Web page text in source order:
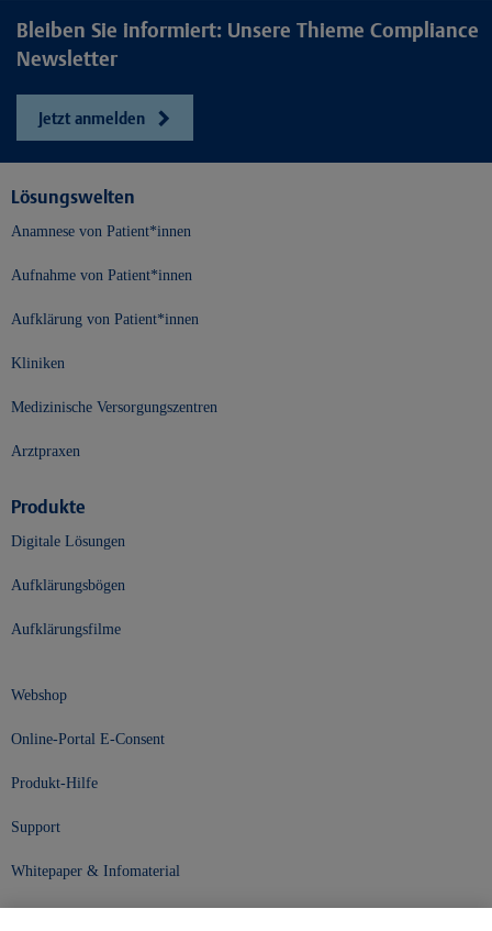
Bleiben Sie informiert: Unsere Thieme Compliance
Newsletter
Jetzt anmelden
Lösungswelten
Anamnese von Patient*innen
Aufnahme von Patient*innen
Aufklärung von Patient*innen
Kliniken
Medizinische Versorgungszentren
Arztpraxen
Produkte
Digitale Lösungen
Aufklärungsbögen
Aufklärungsfilme
Webshop
Online-Portal E-Consent
Produkt-Hilfe
Support
Whitepaper & Infomaterial